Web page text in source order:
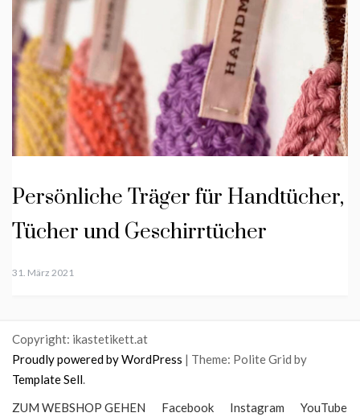
Persönliche Träger für Handtücher,
Tücher und Geschirrtücher
31. März 2021
Copyright: ikastetikett.at
Proudly powered by WordPress | Theme: Polite Grid by
Template Sell.
ZUM WEBSHOP GEHEN
Facebook Instagram YouTube